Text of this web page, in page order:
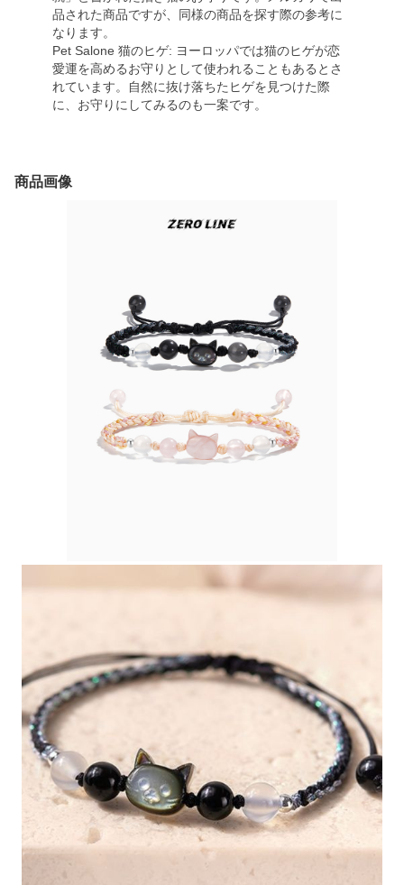
品された商品ですが、同様の商品を探す際の参考に
なります。
Pet Salone 猫のヒゲ: ヨーロッパでは猫のヒゲが恋
愛運を高めるお守りとして使われることもあるとさ
れています。自然に抜け落ちたヒゲを見つけた際
に、お守りにしてみるのも一案です。
商品画像